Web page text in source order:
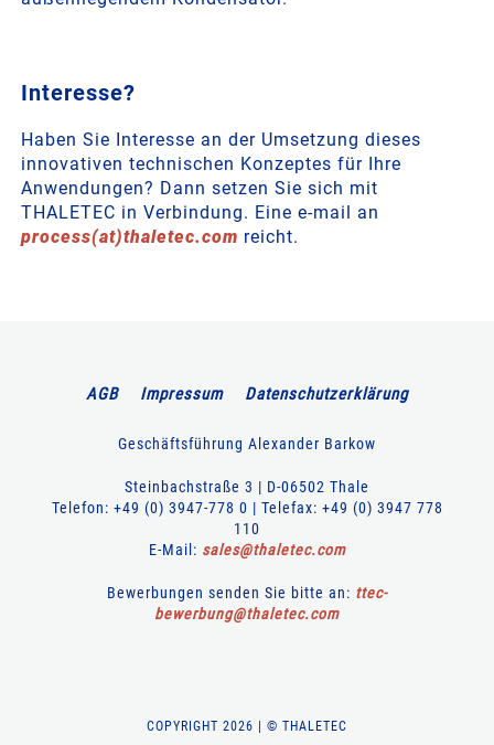
Interesse?
Haben Sie Interesse an der Umsetzung dieses
innovativen technischen Konzeptes für Ihre
Anwendungen? Dann setzen Sie sich mit
THALETEC in Verbindung. Eine e-mail an
process(at)thaletec.com reicht.
AGB Impressum Datenschutzerklärung
Geschäftsführung Alexander Barkow
Steinbachstraße 3 | D-06502 Thale
Telefon: +49 (0) 3947-778 0 | Telefax: +49 (0) 3947 778
110
E-Mail: sales@thaletec.com
Bewerbungen senden Sie bitte an: ttec-
bewerbung@thaletec.com
COPYRIGHT 2026 | © THALETEC